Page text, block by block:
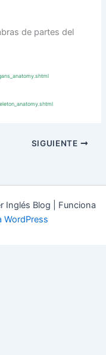
de partes del
SIGUIENTE
Inglés Blog | Funciona
WordPress